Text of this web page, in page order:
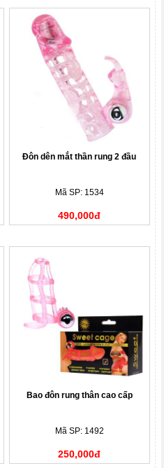
Đôn dên mắt thần rung 2 đầu
Mã SP: 1534
490,000đ
Bao đôn rung thân cao cấp
Mã SP: 1492
250,000đ